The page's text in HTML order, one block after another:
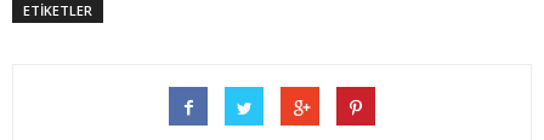
ETİKETLER